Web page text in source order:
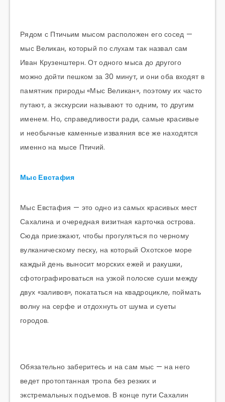
Рядом с Птичьим мысом расположен его сосед —
мыс Великан, который по слухам так назвал сам
Иван Крузенштерн. От одного мыса до другого
можно дойти пешком за 30 минут, и они оба входят в
памятник природы «Мыс Великан», поэтому их часто
путают, а экскурсии называют то одним, то другим
именем. Но, справедливости ради, самые красивые
и необычные каменные изваяния все же находятся
именно на мысе Птичий.
Мыс Евстафия
Мыс Евстафия — это одно из самых красивых мест
Сахалина и очередная визитная карточка острова.
Сюда приезжают, чтобы прогуляться по черному
вулканическому песку, на который Охотское море
каждый день выносит морских ежей и ракушки,
сфотографироваться на узкой полоске суши между
двух «заливов», покататься на квадроцикле, поймать
волну на серфе и отдохнуть от шума и суеты
городов.
Обязательно заберитесь и на сам мыс — на него
ведет протоптанная тропа без резких и
экстремальных подъемов. В конце пути Сахалин